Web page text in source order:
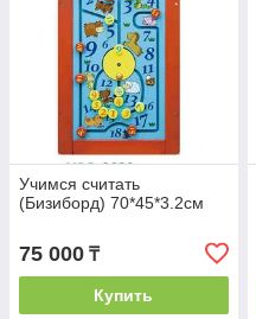
Учимся считать
(Бизиборд) 70*45*3.2см
75 000 ₸
Купить